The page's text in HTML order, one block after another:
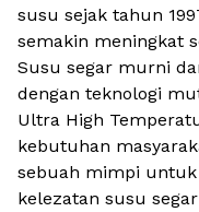
susu sejak tahun
semakin meningkat
Susu segar murni
dengan teknologi
Ultra High
kebutuhan
sebuah mimpi
kelezatan susu